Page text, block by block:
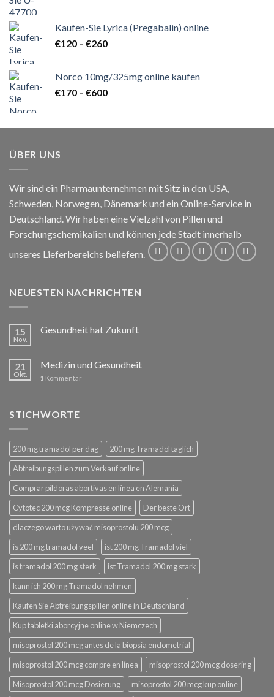
€1.000
Kaufen-Sie Lyrica (Pregabalin) online
€120 – €260Preisspanne:
€260
Norco 10mg/325mg online kaufen
€170 – €600Preisspanne:
€600
ÜBER UNS
Wir sind ein Pharmaunternehmen mit Sitz in den USA,
Schweden, Norwegen, Dänemark und ein Online-Service in
Deutschland. Wir haben eine Vielzahl von Pillen und
Forschungschemikalien und können jede Stadt innerhalb
unseres Lieferbereichs beliefern.
NEUESTEN NACHRICHTEN
15
Nov.
Gesundheit hat Zukunft
21
Okt.
Medizin und Gesundheit
1 Kommentar
STICHWORTE
200 mg tramadol per dag
200 mg Tramadol täglich
Abtreibungspillen zum Verkauf online
Comprar píldoras abortivas en línea en Alemania
Cytotec 200 mcg Kompresse online
Der beste Ort
dlaczego warto używać misoprostolu 200 mcg
is 200 mg tramadol veel
ist 200 mg Tramadol viel
is tramadol 200 mg sterk
ist Tramadol 200 mg stark
kann ich 200 mg Tramadol nehmen
Kaufen Sie Abtreibungspillen online in Deutschland
Kup tabletki aborcyjne online w Niemczech
misoprostol 200 mcg antes de la biopsia endometrial
misoprostol 200 mcg compre en línea
misoprostol 200 mcg dosering
Misoprostol 200 mcg Dosierung
misoprostol 200 mcg kup online